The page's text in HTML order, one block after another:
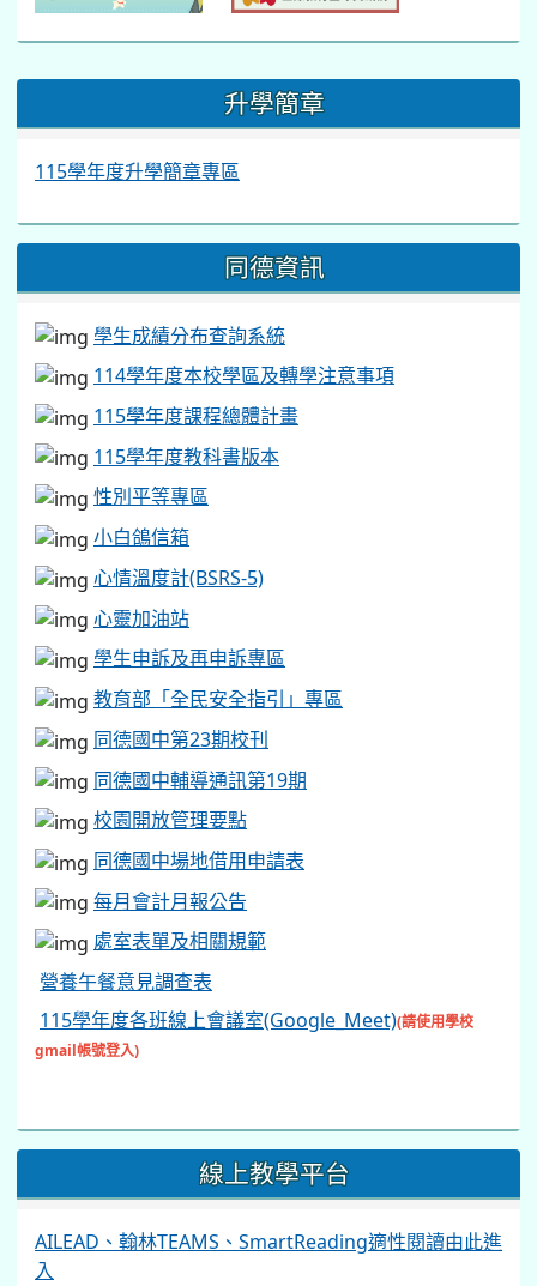
::: 升學簡章
115學年度升學簡章專區
同德資訊
學生成績分布查詢系統
114學年度本校學區及轉學注意事項
115學年度課程總體計畫
115學年度教科書版本
性別平等專區
小白鴿信箱
心情溫度計(BSRS-5)
心靈加油站
學生申訴及再申訴專區
教育部「全民安全指引」專區
同德國中第23期校刊
同德國中輔導通訊第19期
校園開放管理要點
同德國中場地借用申請表
每月會計月報公告
處室表單及相關規範
營養午餐意見調查表
115學年度各班線上會議室(Google_Meet)(請使用學校
gmail帳號登入)
線上教學平台
AILEAD、翰林TEAMS、SmartReading適性閱讀由此進
入